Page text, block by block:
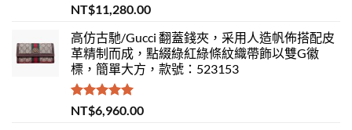
評分5.00
滿分 5
NT$11,280.00
高仿古馳/Gucci 翻蓋錢夾，采用人造帆佈搭配皮
革精制而成，點綴綠紅綠條紋織帶飾以雙G徽
標，簡單大方，款號：523153
評分 5.00
滿分 5
NT$6,960.00